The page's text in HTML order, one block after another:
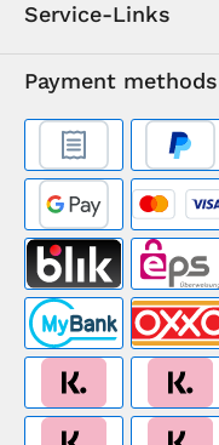
Service-Links
Payment methods